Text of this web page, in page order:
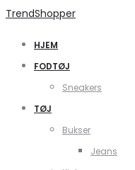
TrendShopper
HJEM
FODTØJ
Sneakers
TØJ
Bukser
Jeans